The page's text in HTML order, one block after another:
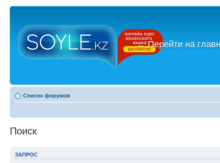
←Перейти на
Список форумов
Поиск
ЗАПРОС